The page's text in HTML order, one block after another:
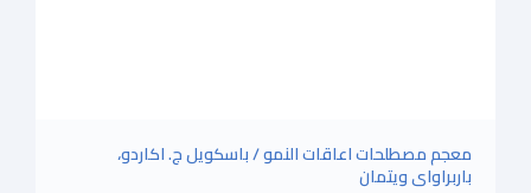
معجم مصطلحات اعاقات النمو / باسكويل ج. اكاردو،
باربراواى ويتمان